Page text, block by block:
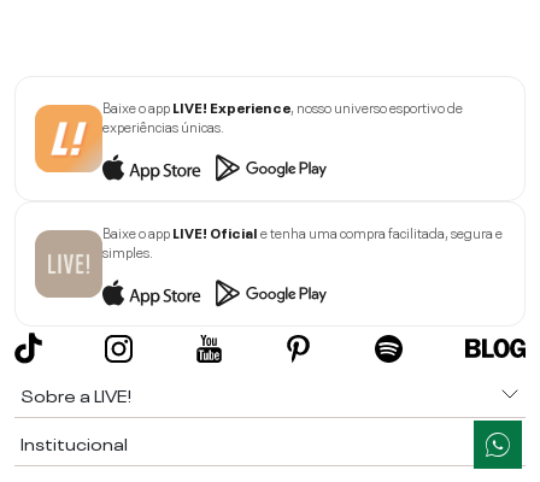
Baixe o appLIVE! Experience, nosso universo esportivo de
experiências únicas.
Baixe o appLIVE! Oficiale tenha uma compra facilitada, segura e
simples.
Sobre a LIVE!
Institucional